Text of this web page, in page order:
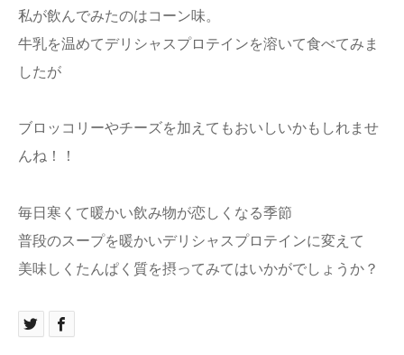
私が飲んでみたのはコーン味。
牛乳を温めてデリシャスプロテインを溶いて食べてみま
したが
ブロッコリーやチーズを加えてもおいしいかもしれませ
んね！！
毎日寒くて暖かい飲み物が恋しくなる季節
普段のスープを暖かいデリシャスプロテインに変えて
美味しくたんぱく質を摂ってみてはいかがでしょうか？